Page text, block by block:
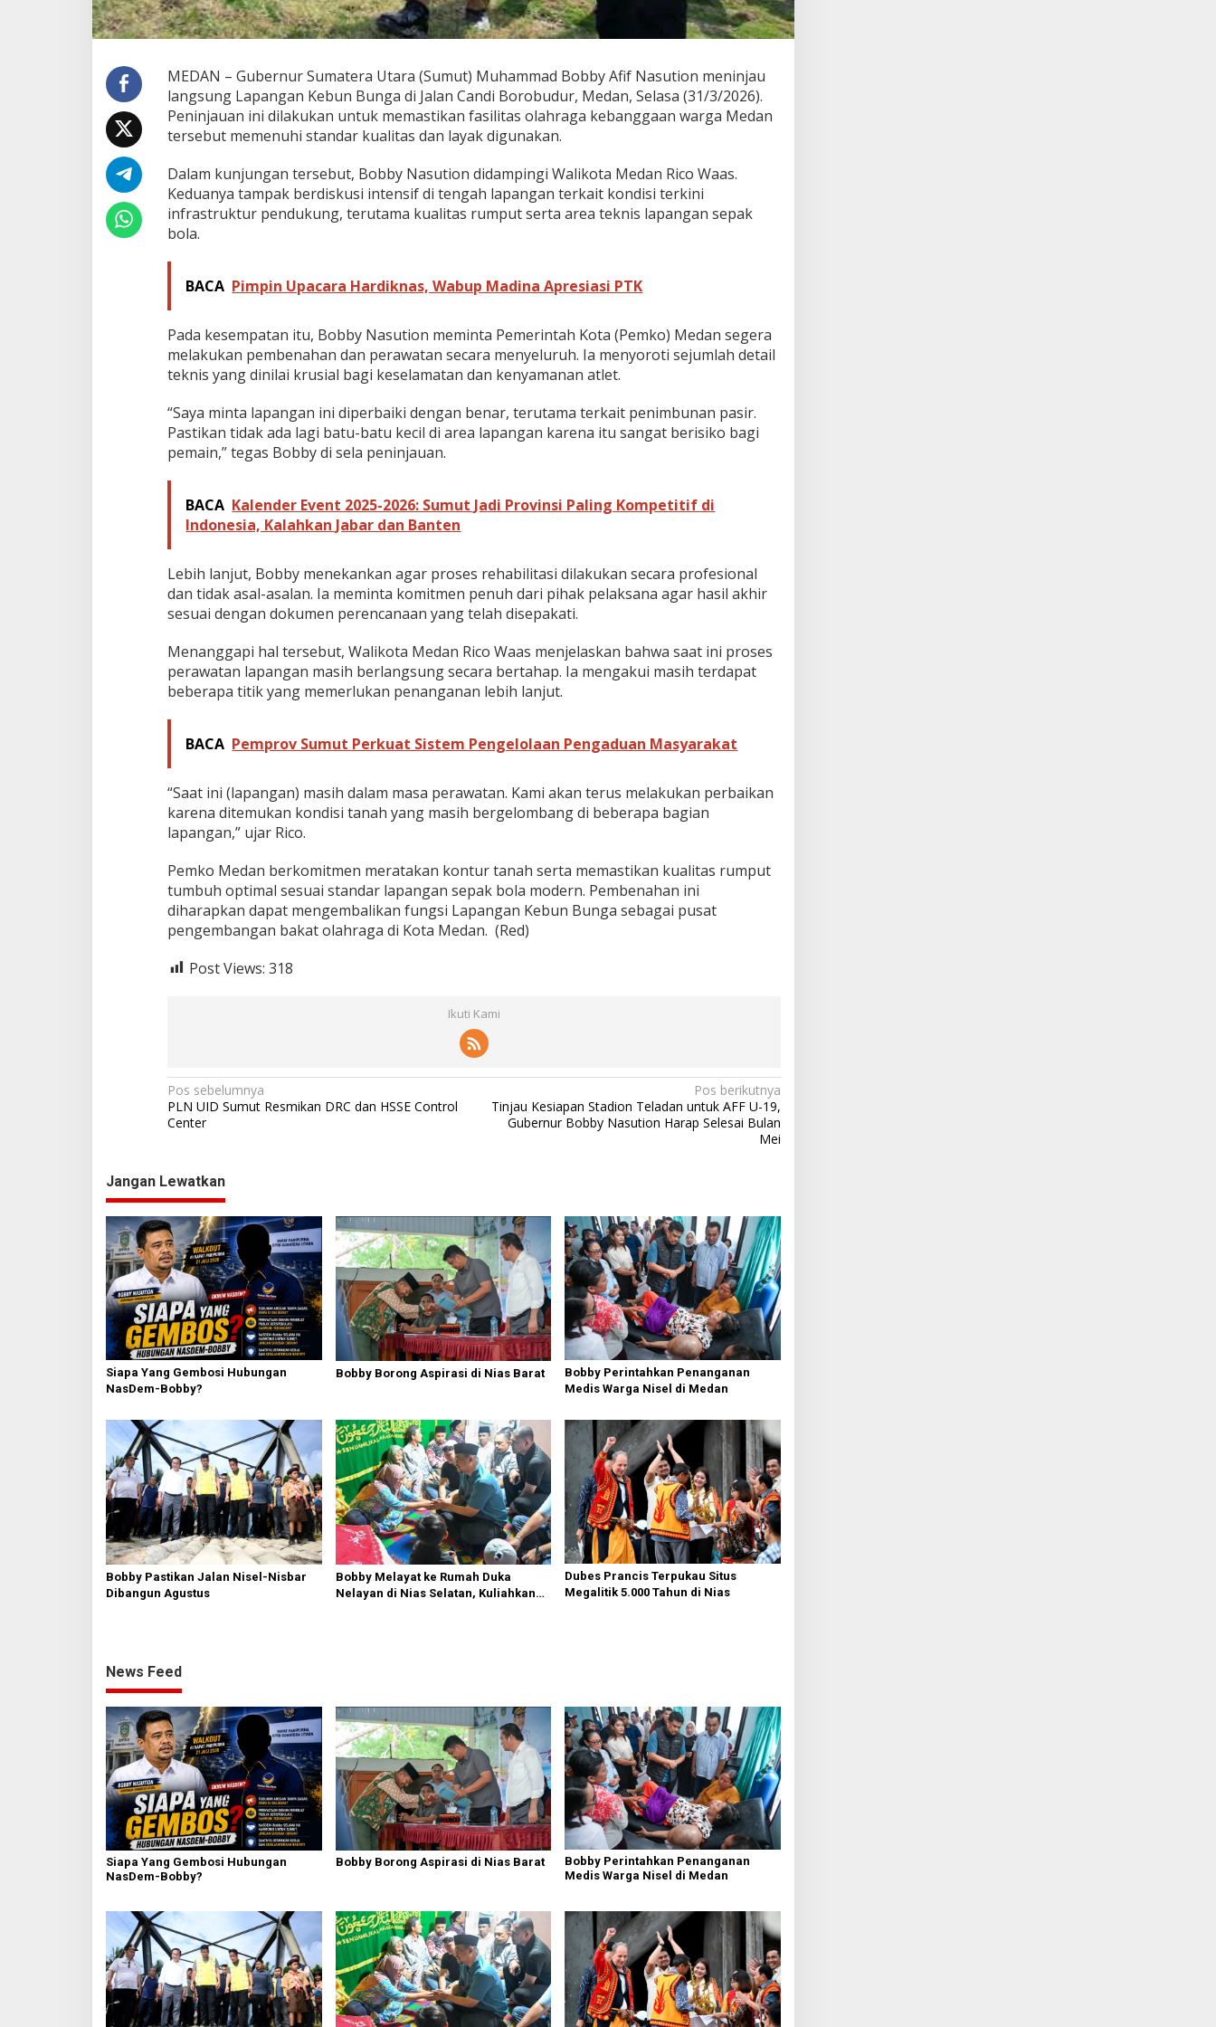
a
,
M
n
t
a
P
e
a
w
a
i
k
u
k
P
r
o
s
o
l
MEDAN – Gubernur Sumatera Utara (Sumut) Muhammad Bobby Afif Nasution meninjau
langsung Lapangan Kebun Bunga di Jalan Candi Borobudur, Medan, Selasa (31/3/2026).
Peninjauan ini dilakukan untuk memastikan fasilitas olahraga kebanggaan warga Medan
tersebut memenuhi standar kualitas dan layak digunakan.
Dalam kunjungan tersebut, Bobby Nasution didampingi Walikota Medan Rico Waas.
Keduanya tampak berdiskusi intensif di tengah lapangan terkait kondisi terkini
infrastruktur pendukung, terutama kualitas rumput serta area teknis lapangan sepak
bola.
BACA Pimpin Upacara Hardiknas, Wabup Madina Apresiasi PTK
Pada kesempatan itu, Bobby Nasution meminta Pemerintah Kota (Pemko) Medan segera
melakukan pembenahan dan perawatan secara menyeluruh. Ia menyoroti sejumlah detail
teknis yang dinilai krusial bagi keselamatan dan kenyamanan atlet.
“Saya minta lapangan ini diperbaiki dengan benar, terutama terkait penimbunan pasir.
Pastikan tidak ada lagi batu-batu kecil di area lapangan karena itu sangat berisiko bagi
pemain,” tegas Bobby di sela peninjauan.
BACA Kalender Event 2025-2026: Sumut Jadi Provinsi Paling Kompetitif di
Indonesia, Kalahkan Jabar dan Banten
Lebih lanjut, Bobby menekankan agar proses rehabilitasi dilakukan secara profesional
dan tidak asal-asalan. Ia meminta komitmen penuh dari pihak pelaksana agar hasil akhir
sesuai dengan dokumen perencanaan yang telah disepakati.
Menanggapi hal tersebut, Walikota Medan Rico Waas menjelaskan bahwa saat ini proses
perawatan lapangan masih berlangsung secara bertahap. Ia mengakui masih terdapat
beberapa titik yang memerlukan penanganan lebih lanjut.
BACA Pemprov Sumut Perkuat Sistem Pengelolaan Pengaduan Masyarakat
“Saat ini (lapangan) masih dalam masa perawatan. Kami akan terus melakukan perbaikan
karena ditemukan kondisi tanah yang masih bergelombang di beberapa bagian
lapangan,” ujar Rico.
Pemko Medan berkomitmen meratakan kontur tanah serta memastikan kualitas rumput
tumbuh optimal sesuai standar lapangan sepak bola modern. Pembenahan ini
diharapkan dapat mengembalikan fungsi Lapangan Kebun Bunga sebagai pusat
pengembangan bakat olahraga di Kota Medan. (Red)
Post Views: 318
Ikuti Kami
N
a
i
g
a
s
i
p
o
s
Pos sebelumnya
PLN UID Sumut Resmikan DRC dan HSSE Control
Center
Pos berikutnya
Tinjau Kesiapan Stadion Teladan untuk AFF U-19,
Gubernur Bobby Nasution Harap Selesai Bulan
Mei
Jangan Lewatkan
Siapa Yang Gembosi Hubungan
NasDem-Bobby?
Bobby Borong Aspirasi di Nias Barat
Bobby Perintahkan Penanganan
Medis Warga Nisel di Medan
Bobby Pastikan Jalan Nisel-Nisbar
Dibangun Agustus
Bobby Melayat ke Rumah Duka
Nelayan di Nias Selatan, Kuliahkan
Dubes Prancis Terpukau Situs
Megalitik 5.000 Tahun di Nias
News Feed
Siapa Yang Gembosi Hubungan
NasDem-Bobby?
Bobby Borong Aspirasi di Nias Barat
Bobby Perintahkan Penanganan
Medis Warga Nisel di Medan